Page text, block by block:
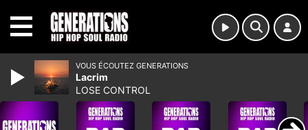
VOUS ÉCOUTEZ GENERATIONS
Lacrim
LOSE CONTROL